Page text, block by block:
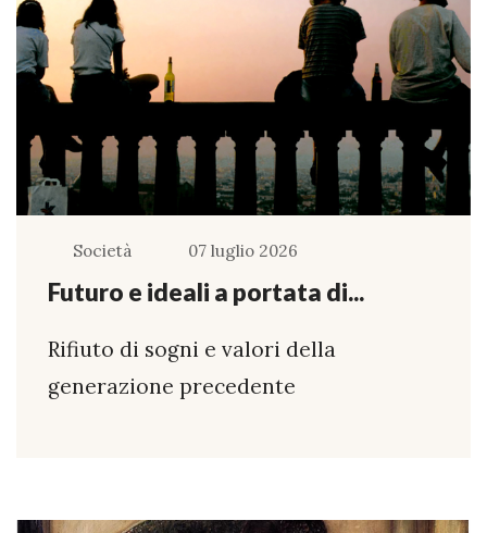
Società 07 luglio 2026
Futuro e ideali a portata di...
Rifiuto di sogni e valori della
generazione precedente